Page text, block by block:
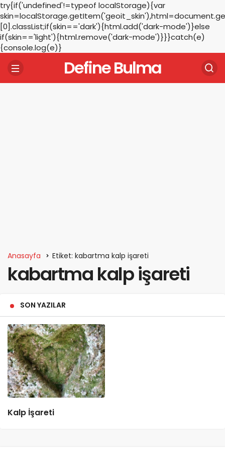
try{if('undefined'!=typeof localStorage){var
[0].classList;if(skin=='dark'){html.add('dark-mode')}else
if(skin=='light'){html.remove('dark-mode')}}}catch(e)
{console.log(e)}
Define Bulma
Anasayfa Etiket: kabartma kalp işareti
kabartma kalp işareti
SON YAZILAR
Kalp İşareti